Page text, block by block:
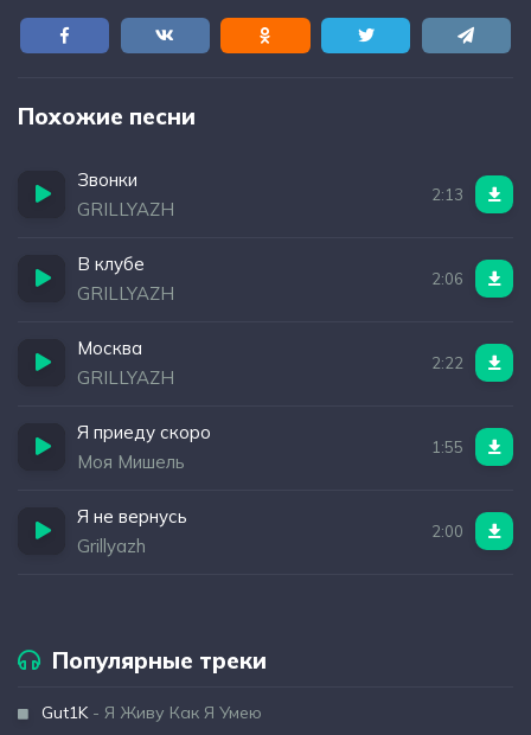
Похожие песни
Звонки
GRILLYAZH
2:13
В клубе
GRILLYAZH
2:06
Москва
GRILLYAZH
2:22
Я приеду скоро
Моя Мишель
1:55
Я не вернусь
Grillyazh
2:00
Популярные треки
Gut1K- Я Живу Как Я Умею